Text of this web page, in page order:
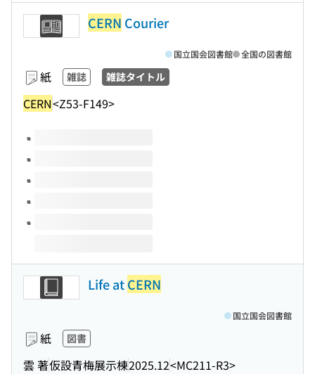
CERN Courier
紙 雑誌 雑誌タイトル
CERN<Z53-F149>
国立国会図書館 全国の図書館
このタイトルの巻号
Life atCERN
紙 図書
雲 著仮設青梅展示棟2025.12<MC211-R3>
国立国会図書館